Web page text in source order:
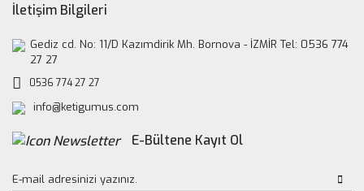
İletişim Bilgileri
Gediz cd. No: 11/D Kazımdirik Mh. Bornova - İZMİR Tel: 0536 774
27 27
0536 774 27 27
info@ketigumus.com
E-Bültene Kayıt Ol